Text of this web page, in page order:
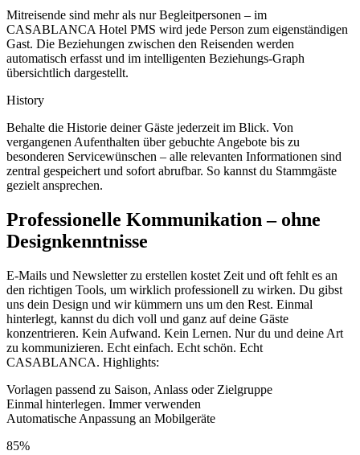
Mitreisende sind mehr als nur Begleitpersonen – im
CASABLANCA Hotel PMS wird jede Person zum eigenständigen
Gast. Die Beziehungen zwischen den Reisenden werden
automatisch erfasst und im intelligenten Beziehungs-Graph
übersichtlich dargestellt.
History
Behalte die Historie deiner Gäste jederzeit im Blick. Von
vergangenen Aufenthalten über gebuchte Angebote bis zu
besonderen Servicewünschen – alle relevanten Informationen sind
zentral gespeichert und sofort abrufbar. So kannst du Stammgäste
gezielt ansprechen.
Professionelle Kommunikation – ohne
Designkenntnisse
E-Mails und Newsletter zu erstellen kostet Zeit und oft fehlt es an
den richtigen Tools, um wirklich professionell zu wirken. Du gibst
uns dein Design und wir kümmern uns um den Rest. Einmal
hinterlegt, kannst du dich voll und ganz auf deine Gäste
konzentrieren. Kein Aufwand. Kein Lernen. Nur du und deine Art
zu kommunizieren. Echt einfach. Echt schön. Echt
CASABLANCA. Highlights:
Vorlagen passend zu Saison, Anlass oder Zielgruppe
Einmal hinterlegen. Immer verwenden
Automatische Anpassung an Mobilgeräte
85%